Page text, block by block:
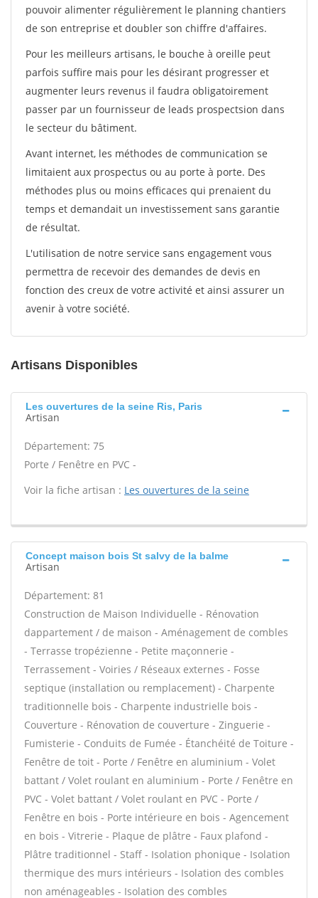
pouvoir alimenter régulièrement le planning chantiers
de son entreprise et doubler son chiffre d'affaires.
Pour les meilleurs artisans, le bouche à oreille peut
parfois suffire mais pour les désirant progresser et
augmenter leurs revenus il faudra obligatoirement
passer par un fournisseur de leads prospectsion dans
le secteur du bâtiment.
Avant internet, les méthodes de communication se
limitaient aux prospectus ou au porte à porte. Des
méthodes plus ou moins efficaces qui prenaient du
temps et demandait un investissement sans garantie
de résultat.
L'utilisation de notre service sans engagement vous
permettra de recevoir des demandes de devis en
fonction des creux de votre activité et ainsi assurer un
avenir à votre société.
Artisans Disponibles
Les ouvertures de la seine Ris, Paris
Artisan
Département: 75
Porte / Fenêtre en PVC -
Voir la fiche artisan : Les ouvertures de la seine
Concept maison bois St salvy de la balme
Artisan
Département: 81
Construction de Maison Individuelle - Rénovation
dappartement / de maison - Aménagement de combles
- Terrasse tropézienne - Petite maçonnerie -
Terrassement - Voiries / Réseaux externes - Fosse
septique (installation ou remplacement) - Charpente
traditionnelle bois - Charpente industrielle bois -
Couverture - Rénovation de couverture - Zinguerie -
Fumisterie - Conduits de Fumée - Étanchéité de Toiture -
Fenêtre de toit - Porte / Fenêtre en aluminium - Volet
battant / Volet roulant en aluminium - Porte / Fenêtre en
PVC - Volet battant / Volet roulant en PVC - Porte /
Fenêtre en bois - Porte intérieure en bois - Agencement
en bois - Vitrerie - Plaque de plâtre - Faux plafond -
Plâtre traditionnel - Staff - Isolation phonique - Isolation
thermique des murs intérieurs - Isolation des combles
non aménageables - Isolation des combles